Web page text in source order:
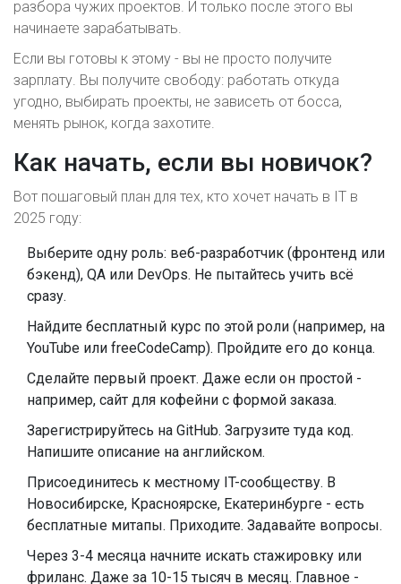
разбора чужих проектов. И только после этого вы
начинаете зарабатывать.
Если вы готовы к этому - вы не просто получите
зарплату. Вы получите свободу: работать откуда
угодно, выбирать проекты, не зависеть от босса,
менять рынок, когда захотите.
Как начать, если вы новичок?
Вот пошаговый план для тех, кто хочет начать в IT в
2025 году:
Выберите одну роль: веб-разработчик (фронтенд или
бэкенд), QA или DevOps. Не пытайтесь учить всё
сразу.
Найдите бесплатный курс по этой роли (например, на
YouTube или freeCodeCamp). Пройдите его до конца.
Сделайте первый проект. Даже если он простой -
например, сайт для кофейни с формой заказа.
Зарегистрируйтесь на GitHub. Загрузите туда код.
Напишите описание на английском.
Присоединитесь к местному IT-сообществу. В
Новосибирске, Красноярске, Екатеринбурге - есть
бесплатные митапы. Приходите. Задавайте вопросы.
Через 3-4 месяца начните искать стажировку или
фриланс. Даже за 10-15 тысяч в месяц. Главное -